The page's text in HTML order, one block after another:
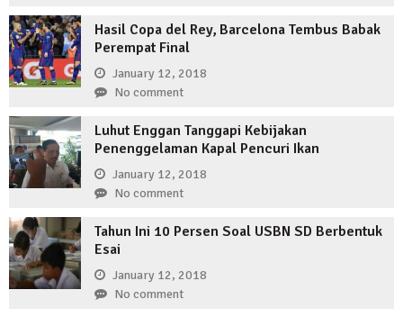
Hasil Copa del Rey, Barcelona Tembus Babak
Perempat Final
January 12, 2018
No comment
Luhut Enggan Tanggapi Kebijakan
Penenggelaman Kapal Pencuri Ikan
January 12, 2018
No comment
Tahun Ini 10 Persen Soal USBN SD Berbentuk
Esai
January 12, 2018
No comment